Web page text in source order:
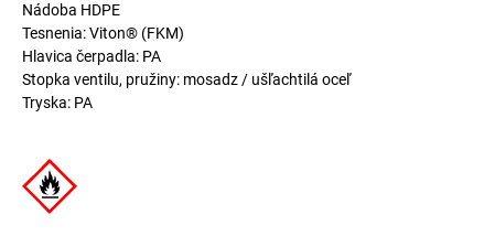
Nádoba HDPE
Tesnenia: Viton® (FKM)
Hlavica čerpadla: PA
Stopka ventilu, pružiny: mosadz / ušľachtilá oceľ
Tryska: PA